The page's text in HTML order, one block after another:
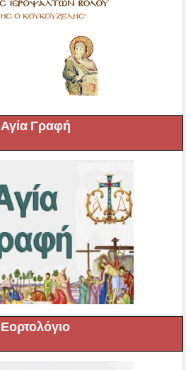
Αγία Γραφή
Εορτολόγιο